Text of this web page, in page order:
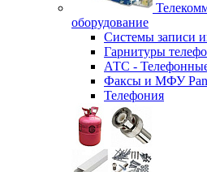
оборудование
Системы записи
Гарнитуры
АТС -
Факсы и МФУ
Телефония